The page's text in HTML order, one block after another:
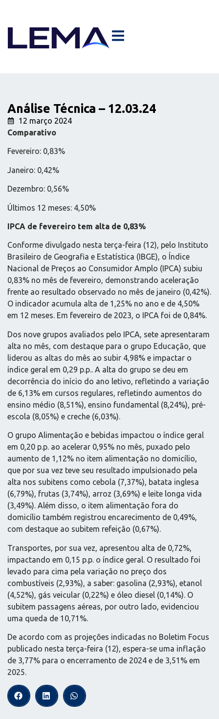
Análise Técnica – 12.03.24
12 março 2024
Comparativo
Fevereiro: 0,83%
Janeiro: 0,42%
Dezembro: 0,56%
Últimos 12 meses: 4,50%
IPCA de fevereiro tem alta de 0,83%
Conforme divulgado nesta terça-feira (12), pelo Instituto
Brasileiro de Geografia e Estatística (IBGE), o Índice
Nacional de Preços ao Consumidor Amplo (IPCA) subiu
0,83% no mês de fevereiro, demonstrando aceleração
frente ao resultado observado no mês de janeiro (0,42%).
O indicador acumula alta de 1,25% no ano e de 4,50%
em 12 meses. Em fevereiro de 2023, o IPCA foi de 0,84%.
Dos nove grupos avaliados pelo IPCA, sete apresentaram
alta no mês, com destaque para o grupo Educação, que
liderou as altas do mês ao subir 4,98% e impactar o
índice geral em 0,29 p.p.. A alta do grupo se deu em
decorrência do início do ano letivo, refletindo a variação
de 6,13% em cursos regulares, refletindo aumentos do
ensino médio (8,51%), ensino fundamental (8,24%), pré-
escola (8,05%) e creche (6,03%).
O grupo Alimentação e bebidas impactou o índice geral
em 0,20 p.p. ao acelerar 0,95% no mês, puxado pelo
aumento de 1,12% no item alimentação no domicílio,
que por sua vez teve seu resultado impulsionado pela
alta nos subitens como cebola (7,37%), batata inglesa
(6,79%), frutas (3,74%), arroz (3,69%) e leite longa vida
(3,49%). Além disso, o item alimentação fora do
domicílio também registrou encarecimento de 0,49%,
com destaque ao subitem refeição (0,67%).
Transportes, por sua vez, apresentou alta de 0,72%,
impactando em 0,15 p.p. o índice geral. O resultado foi
levado para cima pela variação no preço dos
combustíveis (2,93%), a saber: gasolina (2,93%), etanol
(4,52%), gás veicular (0,22%) e óleo diesel (0,14%). O
subitem passagens aéreas, por outro lado, evidenciou
uma queda de 10,71%.
De acordo com as projeções indicadas no Boletim Focus
publicado nesta terça-feira (12), espera-se uma inflação
de 3,77% para o encerramento de 2024 e de 3,51% em
2025.